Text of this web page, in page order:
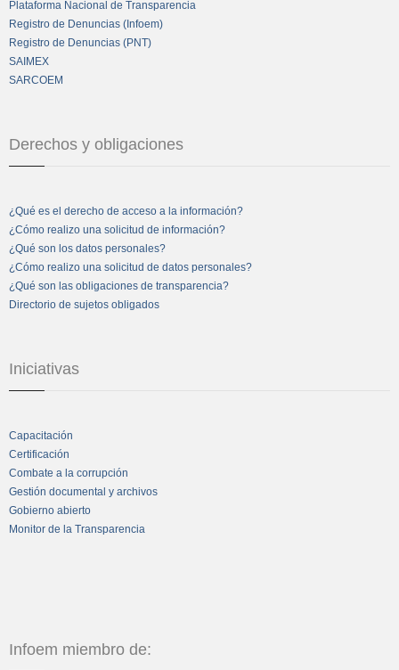
Plataforma Nacional de Transparencia
Registro de Denuncias (Infoem)
Registro de Denuncias (PNT)
SAIMEX
SARCOEM
Derechos y obligaciones
¿Qué es el derecho de acceso a la información?
¿Cómo realizo una solicitud de información?
¿Qué son los datos personales?
¿Cómo realizo una solicitud de datos personales?
¿Qué son las obligaciones de transparencia?
Directorio de sujetos obligados
Iniciativas
Capacitación
Certificación
Combate a la corrupción
Gestión documental y archivos
Gobierno abierto
Monitor de la Transparencia
Infoem miembro de: